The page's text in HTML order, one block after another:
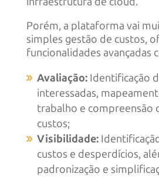
Porém, a plataforma vai
simples gestão de custos,
funcionalidades avançadas
Avaliação:Identificação
interessadas,
trabalho e compreensão
custos;
Visibilidade:
custos e desperdícios,
padronização e